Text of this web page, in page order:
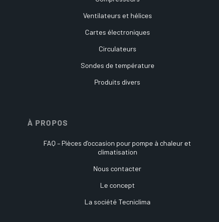
Ventilateurs et hélices
Cartes électroniques
Circulateurs
Sondes de température
Produits divers
À PROPOS
FAQ – Pièces d’occasion pour pompe à chaleur et
climatisation
Nous contacter
Le concept
La société Tecniclima